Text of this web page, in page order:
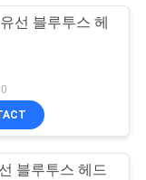
선 블루투스 헤
블루투스 헤드